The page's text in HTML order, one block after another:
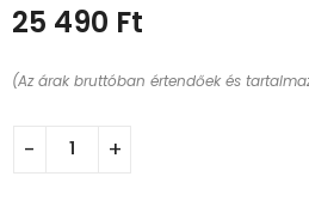
25 490 Ft
(Az árak bruttóban értendőek és